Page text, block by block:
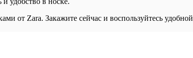
от Zara. Закажите сейчас и воспользуйтесь удобной